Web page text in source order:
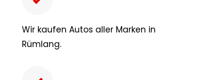
Wir kaufen Autos aller Marken in
Rümlang.